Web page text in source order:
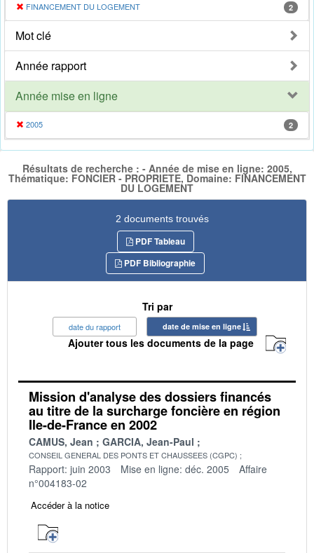
FINANCEMENT DU LOGEMENT 2
Mot clé
Année rapport
Année mise en ligne
2005 2
Résultats de recherche : - Année de mise en ligne: 2005,
Thématique: FONCIER - PROPRIETE, Domaine: FINANCEMENT
DU LOGEMENT
2 documents trouvés
PDF Tableau
PDF Bibliographie
Tri par
date du rapport date de mise en ligne
Ajouter tous les documents de la page
Mission d'analyse des dossiers financés
au titre de la surcharge foncière en région
Ile-de-France en 2002
CAMUS, Jean GARCIA, Jean-Paul
CONSEIL GENERAL DES PONTS ET CHAUSSEES (CGPC)
Rapport: juin 2003 Mise en ligne: déc. 2005
Affaire
n°004183-02
Accéder à la notice